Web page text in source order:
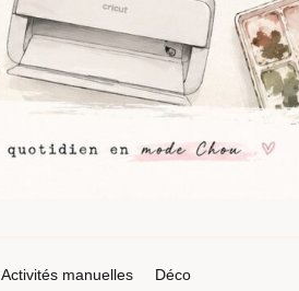
Activités manuelles Déco